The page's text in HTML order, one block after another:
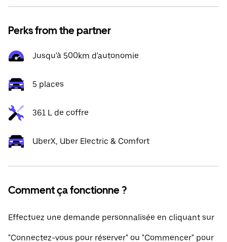
Perks from the partner
Jusqu'à 500km d'autonomie
5 places
361 L de coffre
UberX, Uber Electric & Comfort
Comment ça fonctionne ?
Effectuez une demande personnalisée en cliquant sur
"Connectez-vous pour réserver" ou "Commencer" pour